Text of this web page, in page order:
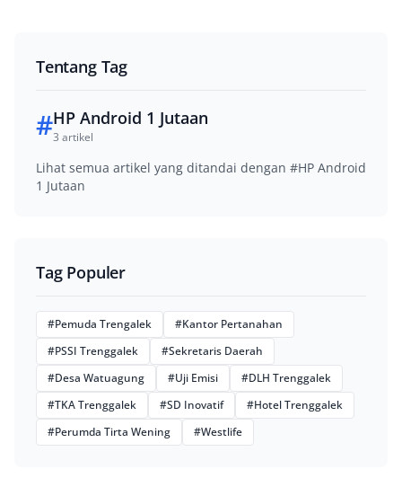
Tentang Tag
#HP Android 1 Jutaan
3 artikel
Lihat semua artikel yang ditandai dengan #HP Android
1 Jutaan
Tag Populer
#Pemuda Trengalek
#Kantor Pertanahan
#PSSI Trenggalek
#Sekretaris Daerah
#Desa Watuagung
#Uji Emisi
#DLH Trenggalek
#TKA Trenggalek
#SD Inovatif
#Hotel Trenggalek
#Perumda Tirta Wening
#Westlife